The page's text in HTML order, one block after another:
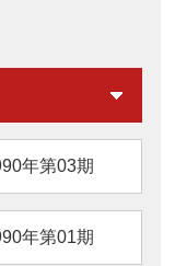
蒸煮损失。
年第03期
年第01期